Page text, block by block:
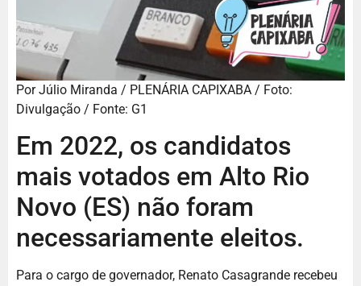
Por Júlio Miranda / PLENÁRIA CAPIXABA / Foto:
Divulgação / Fonte: G1
Em 2022, os candidatos
mais votados em Alto Rio
Novo (ES) não foram
necessariamente eleitos.
Para o cargo de governador, Renato Casagrande recebeu